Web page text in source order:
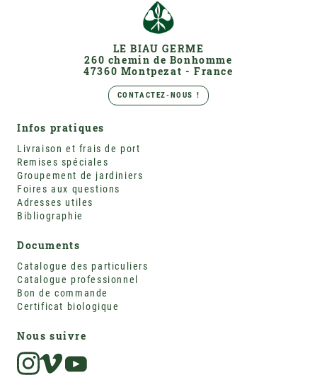
LE BIAU GERME
260 chemin de Bonhomme
47360 Montpezat - France
CONTACTEZ-NOUS !
Infos pratiques
Livraison et frais de port
Remises spéciales
Groupement de jardiniers
Foires aux questions
Adresses utiles
Bibliographie
Documents
Catalogue des particuliers
Catalogue professionnel
Bon de commande
Certificat biologique
Nous suivre